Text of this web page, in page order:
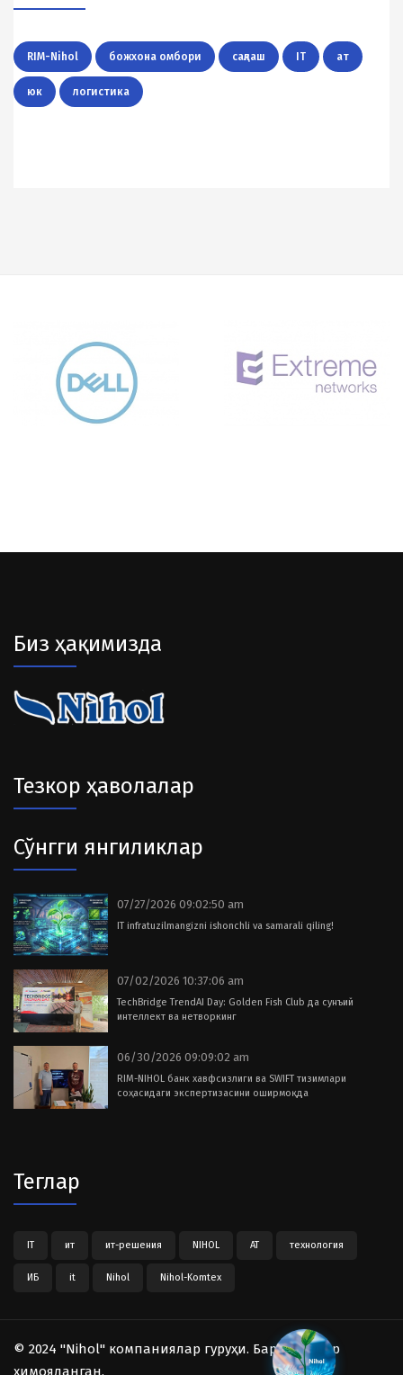
RIM-Nihol божхона омбори сақлаш IT ат
юк логистика
Биз ҳақимизда
Тезкор ҳаволалар
Сўнгги янгиликлар
07/27/2026 09:02:50 am
IT infratuzilmangizni ishonchli va samarali qiling!
07/02/2026 10:37:06 am
TechBridge TrendAI Day: Golden Fish Club да сунъий
интеллект ва нетворкинг
06/30/2026 09:09:02 am
RIM-NIHOL банк хавфсизлиги ва SWIFT тизимлари
соҳасидаги экспертизасини оширмоқда
Теглар
IT ит ит-решения NIHOL АТ технология
ИБ it Nihol Nihol-Komtex
© 2024 "Nihol" компаниялар гуруҳи. Барча ҳуқуқлар
ҳимояланган.